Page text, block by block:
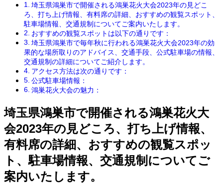
埼玉県鴻巣市で開催される鴻巣花火大会2023年の見どこ
ろ、打ち上げ情報、有料席の詳細、おすすめの観覧スポット、
駐車場情報、交通規制についてご案内いたします。
おすすめの観覧スポットは以下の通りです：
埼玉県鴻巣市で毎年秋に行われる鴻巣花火大会2023年の効
果的な場所取りのアドバイス、交通手段、公式駐車場の情報、
交通規制の詳細についてご紹介します。
アクセス方法は次の通りです：
公式駐車場情報：
鴻巣花火大会の魅力：
埼玉県鴻巣市で開催される鴻巣花火大
会2023年の見どころ、打ち上げ情報、
有料席の詳細、おすすめの観覧スポッ
ト、駐車場情報、交通規制についてご
案内いたします。